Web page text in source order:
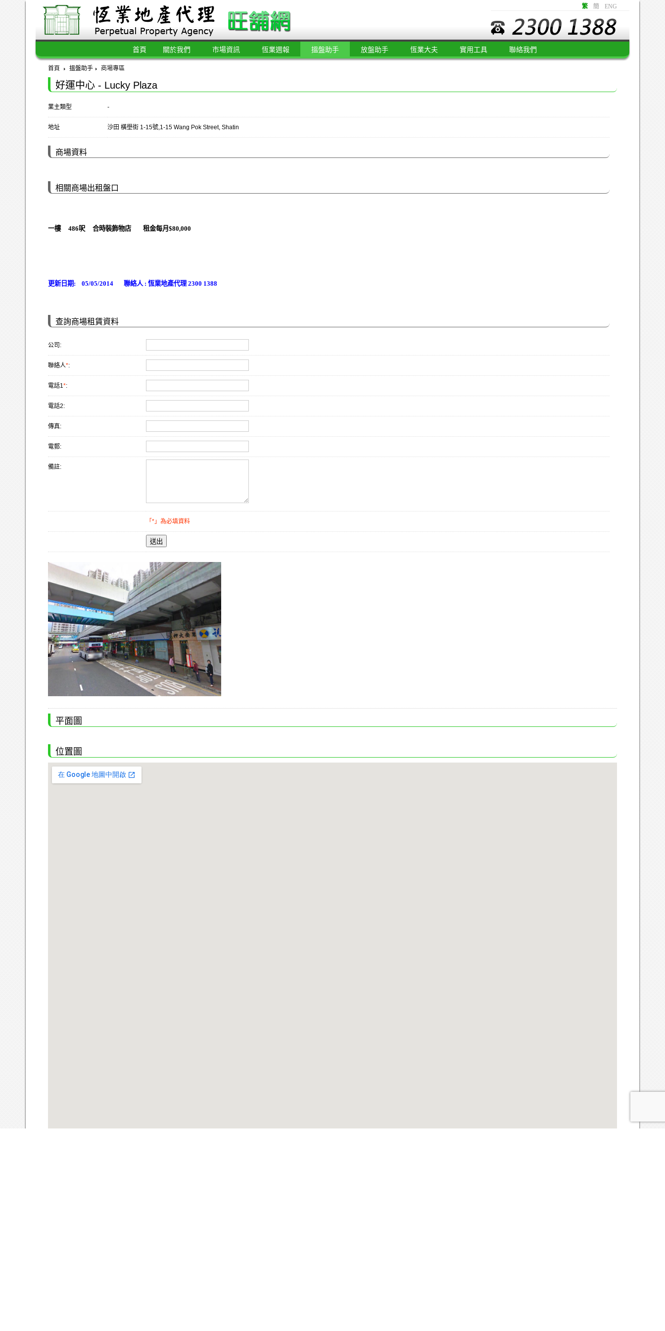
繁 簡 ENG
首頁 關於我們 市場資訊 恆業週報 搵盤助手 放盤助手 恆業大夫 實用工具 聯絡我們
首頁 搵盤助手 商場專區
好運中心 - Lucky Plaza
業主類型 -
地址 沙田 橫壆街 1-15號,1-15 Wang Pok Street, Shatin
商場資料
相關商場出租盤口
一樓 486呎 合時裝飾物店 租金每月$80,000
更新日期: 05/05/2014 聯絡人 : 恆業地產代理 2300 1388
查詢商場租賃資料
公司:
聯絡人*:
電話1*:
電話2:
傳真:
電郵:
備註:
「*」為必填資料
送出
平面圖
位置圖